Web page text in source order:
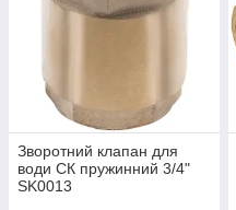
Зворотний клапан для
води СК пружинний 3/4"
SK0013